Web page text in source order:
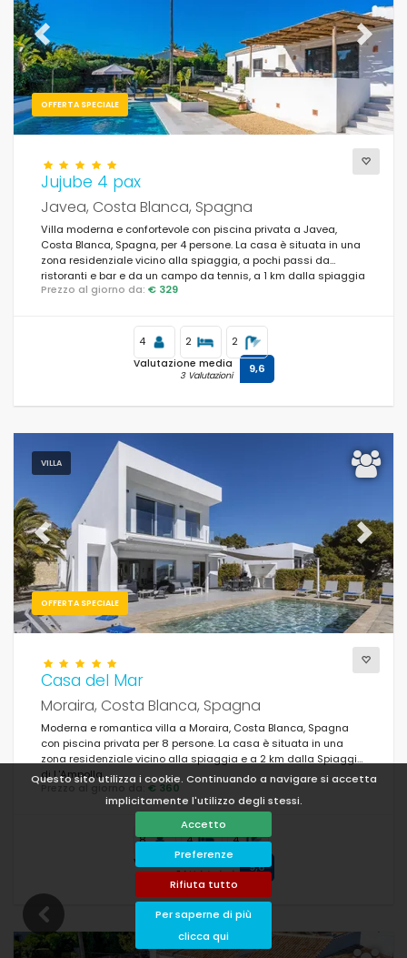
Questo sito utilizza i cookie. Continuando a navigare si accetta
implicitamente l'utilizzo degli stessi.
Accetto
Preferenze
Rifiuta tutto
Per saperne di più
clicca qui
OFFERTA SPECIALE
Previous Next
Jujube 4 pax
Javea, Costa Blanca, Spagna
Villa moderna e confortevole con piscina privata a Javea,
Costa Blanca, Spagna, per 4 persone. La casa è situata in una
zona residenziale vicino alla spiaggia, a pochi passi da
ristoranti e bar e da un campo da tennis, a 1 km dalla spiaggia
La Caleta de Dins, Javea e a 1 km dal Mediterraneo, Javea.
Prezzo al giorno da: € 329
4 2 2
Valutazione media
3 Valutazioni 9,6
VILLA
OFFERTA SPECIALE
Previous Next
Casa del Mar
Moraira, Costa Blanca, Spagna
Moderna e romantica villa a Moraira, Costa Blanca, Spagna
con piscina privata per 8 persone. La casa è situata in una
zona residenziale vicino alla spiaggia e a 2 km dalla Spiaggia
di L'Ampolla.
Prezzo al giorno da:€ 360
8 4 4
Valutazione media
34 Valutazioni 9,6